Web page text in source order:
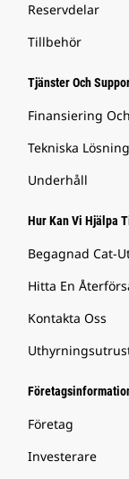
Reservdelar
Tillbehör
Tjänster Och
Finansiering
Tekniska
Underhåll
Hur Kan Vi Hjälpa
Begagnad Cat-
Hitta En
Kontakta Oss
Företag
Investerare